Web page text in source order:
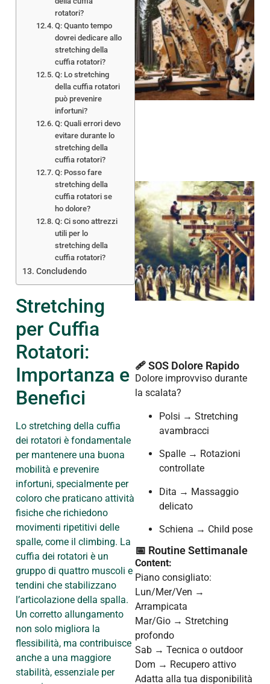
rotatori?
Q: Quanto tempo
dovrei dedicare allo
stretching della
cuffia rotatori?
Q: Lo stretching
della cuffia rotatori
può prevenire
infortuni?
Q: Quali errori devo
evitare durante lo
stretching della
cuffia rotatori?
Q: Posso fare
stretching della
cuffia rotatori se
ho dolore?
Q: Ci sono attrezzi
utili per lo
stretching della
cuffia rotatori?
Concludendo
Stretching
per Cuffia
Rotatori:
Importanza e
Benefici
Lo stretching della cuffia
dei rotatori è fondamentale
per mantenere una buona
mobilità e prevenire
infortuni, specialmente per
coloro che praticano attività
fisiche che richiedono
movimenti ripetitivi delle
spalle, come il climbing. La
cuffia dei rotatori è un
gruppo di quattro muscoli e
tendini che stabilizzano
l’articolazione della spalla.
Un corretto allungamento
non solo migliora la
flessibilità, ma contribuisce
anche a una maggiore
stabilità, essenziale per
🩹 SOS Dolore Rapido
Dolore improvviso durante
la scalata?
Polsi → Stretching
avambracci
Spalle → Rotazioni
controllate
Dita → Massaggio
delicato
Schiena → Child pose
📅 Routine Settimanale
Content:
Piano consigliato:
Lun/Mer/Ven →
Arrampicata
Mar/Gio → Stretching
profondo
Sab → Tecnica o outdoor
Dom → Recupero attivo
Adatta alla tua disponibilità